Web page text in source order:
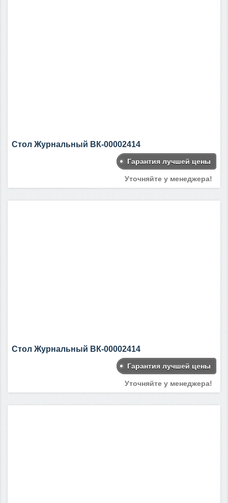
Стол Журнальный ВК-00002414
Гарантия лучшей цены
Уточняйте у менеджера!
Стол Журнальный ВК-00002414
Гарантия лучшей цены
Уточняйте у менеджера!